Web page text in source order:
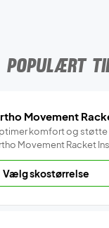
POPULÆRT
Movement
komfort og støtte
Movement Racket